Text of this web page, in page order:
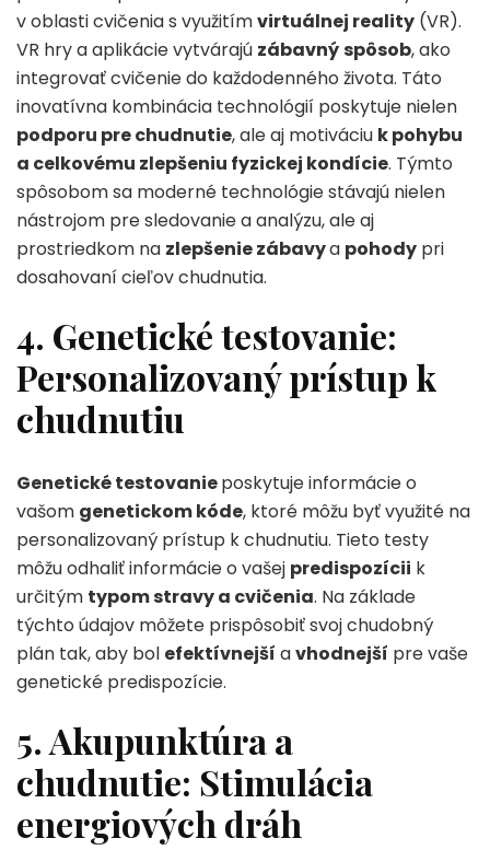
v oblasti cvičenia s využitímvirtuálnej reality (VR).
VR hry a aplikácie vytvárajú zábavnýspôsob, ako
integrovať cvičenie do každodenného života. Táto
inovatívna kombinácia technológií poskytuje nielen
podporu pre chudnutie, ale aj motiváciu k pohybu
a celkovému zlepšeniu fyzickej kondície. Týmto
spôsobom sa moderné technológie stávajú nielen
nástrojom pre sledovanie a analýzu, ale aj
prostriedkom na zlepšenie zábavya pohody pri
dosahovaní cieľov chudnutia.
4. Genetické testovanie:
Personalizovaný prístup k
chudnutiu
Genetické testovanieposkytuje informácie o
vašom genetickom kóde, ktoré môžu byť využité na
personalizovaný prístup k chudnutiu. Tieto testy
môžu odhaliť informácie o vašej predispozícii k
určitým typom stravy a cvičenia. Na základe
týchto údajov môžete prispôsobiť svoj chudobný
plán tak, aby bol efektívnejší avhodnejší pre vaše
genetické predispozície.
5. Akupunktúra a
chudnutie: Stimulácia
energiových dráh